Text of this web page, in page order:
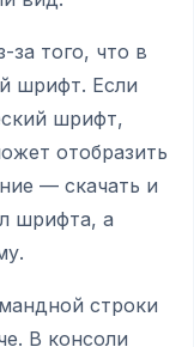
за того, что в
шрифт. Если
шрифт,
отобразить
— скачать и
шрифта, а
строки
В консоли